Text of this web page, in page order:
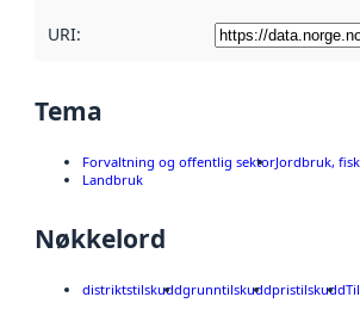
URI:
Tema
Forvaltning og offentlig sektorJordbruk,
Landbruk
Nøkkelord
distriktstilskuddgrunntilskuddpristilskudd